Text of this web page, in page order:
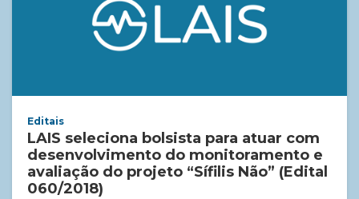
Editais
LAIS seleciona bolsista para atuar com
desenvolvimento do monitoramento e
avaliação do projeto “Sífilis Não” (Edital
060/2018)